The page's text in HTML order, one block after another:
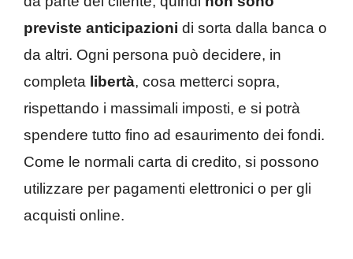
previste anticipazioni di sorta dalla banca o
da altri. Ogni persona può decidere, in
completa libertà, cosa metterci sopra,
rispettando i massimali imposti, e si potrà
spendere tutto fino ad esaurimento dei fondi.
Come le normali carta di credito, si possono
utilizzare per pagamenti elettronici o per gli
acquisti online.